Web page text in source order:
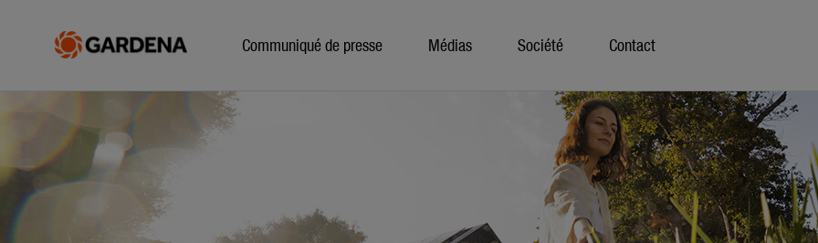
Communiqué de presse Médias Société Contact